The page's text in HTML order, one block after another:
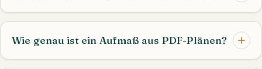
Wie genau ist ein Aufmaß aus PDF-Plänen?